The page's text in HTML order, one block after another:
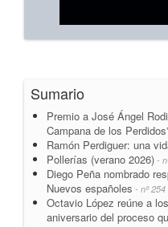
Sumario
Premio a José Ángel
Campana de los
Ramón Perdiguer: una
Pollerías (verano 2026) -
Diego Peña nombrado
Nuevos españoles - nº 254
Octavio López reúne a
aniversario del proceso